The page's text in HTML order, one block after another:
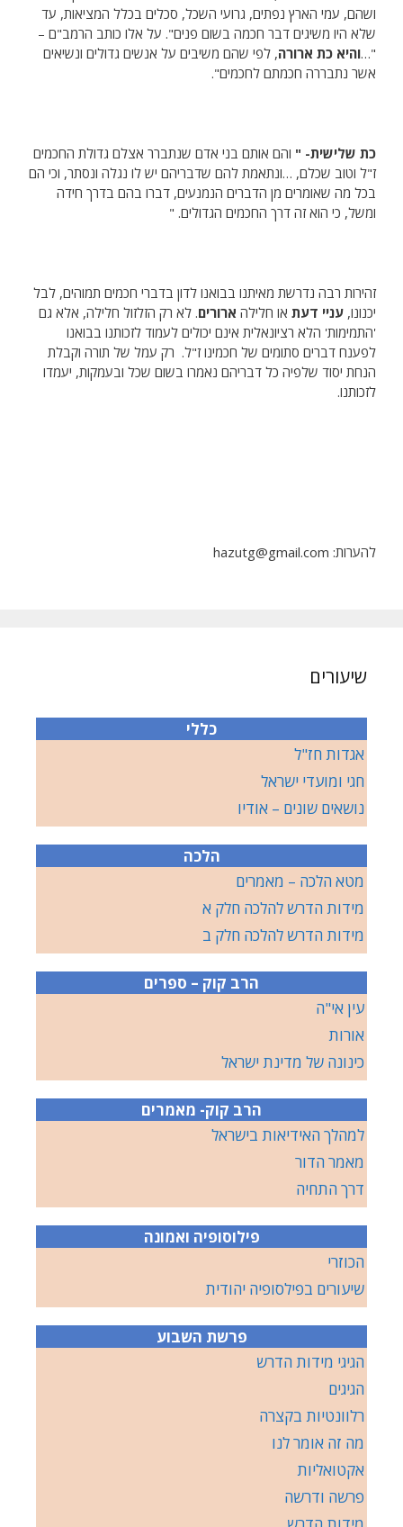
ושהם, עמי הארץ נפתים, גרועי השכל, סכלים בכלל המציאות, עד
שלא היו משיגים דבר חכמה בשום פנים". על אלו כותב הרמב"ם –
"…והיא כת ארורה, לפי שהם משיבים על אנשים גדולים ונשיאים
אשר נתבררה חכמתם לחכמים".
כת שלישית- " והם אותם בני אדם שנתברר אצלם גדולת החכמים
ז"ל וטוב שכלם, …ונתאמת להם שדבריהם יש לו נגלה ונסתר, וכי הם
בכל מה שאומרים מן הדברים הנמנעים, דברו בהם בדרך חידה
ומשל, כי הוא זה דרך החכמים הגדולים. "
זהירות רבה נדרשת מאיתנו בבואנו לדון בדברי חכמים תמוהים, לבל
יכנונו, עניי דעת או חלילה ארורים. לא רק הזלזול חלילה, אלא גם
'התמימות' הלא רציונאלית אינם יכולים לעמוד לזכותנו בבואנו
לפענח דברים סתומים של חכמינו ז"ל. רק עמל של תורה וקבלת
הנחת יסוד שלפיה כל דבריהם נאמרו בשום שכל ובעמקות, יעמדו
לזכותנו.
להערות: hazutg@gmail.com
שיעורים
כללי
אגדות חז"ל
חגי ומועדי ישראל
נושאים שונים – אודיו
הלכה
מטא הלכה – מאמרים
מידות הדרש להלכה חלק א
מידות הדרש להלכה חלק ב
הרב קוק – ספרים
עין אי"ה
אורות
כינונה של מדינת ישראל
הרב קוק- מאמרים
למהלך האידיאות בישראל
מאמר הדור
דרך התחיה
פילוסופיה ואמונה
הכוזרי
שיעורים בפילסופיה יהודית
פרשת השבוע
הגיגי מידות הדרש
הגיגים
רלוונטיות בקצרה
מה זה אומר לנו
אקטואליות
פרשה ודרשה